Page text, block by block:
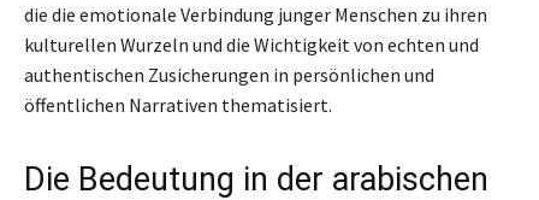
die die emotionale Verbindung junger Menschen zu ihren
kulturellen Wurzeln und die Wichtigkeit von echten und
authentischen Zusicherungen in persönlichen und
öffentlichen Narrativen thematisiert.
Die Bedeutung in der arabischen